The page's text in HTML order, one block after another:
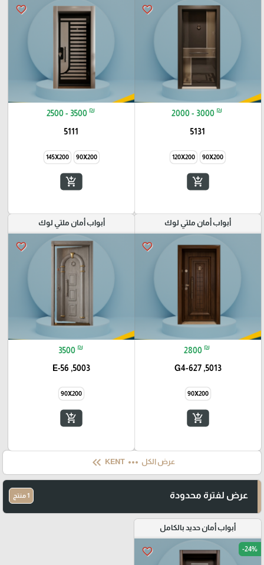
favorite_border
2000 - 3000 ₪
5131
90X200
120X200
add_shopping_cart
favorite_border
2500 - 3500 ₪
5111
90X200
145X200
add_shopping_cart
أبواب أمان ملتي لوك
favorite_border
2800 ₪
5013, G4-627
90X200
add_shopping_cart
أبواب أمان ملتي لوك
favorite_border
3500 ₪
5003, E-56
90X200
add_shopping_cart
عرض الكل more_horiz
KENT
keyboard_double_arrow_left
عرض لفترة محدودة 1 منتج
أبواب أمان حديد بالكامل
favorite_border -24%